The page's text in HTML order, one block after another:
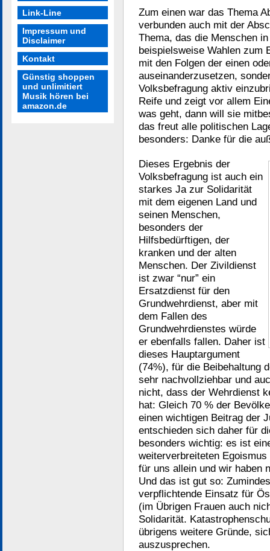
Link-Line
Impressum und
Disclaimer
Kontakt
Günstig shoppen
und unlimitiert
Musik hören bei
amazon.de
Zum einen war das Thema
verbunden auch mit der
Thema, das die Menschen
beispielsweise Wahlen zum
mit den Folgen der einen
auseinanderzusetzen,
Volksbefragung aktiv
Reife und zeigt vor allem
was geht, dann will sie
das freut alle politischen
besonders: Danke für die
Dieses Ergebnis der
Volksbefragung ist auch ein
starkes Ja zur Solidarität
mit dem eigenen Land und
seinen Menschen,
besonders der
Hilfsbedürftigen, der
kranken und der alten
Menschen. Der Zivildienst
ist zwar “nur” ein
Ersatzdienst für den
Grundwehrdienst, aber mit
dem Fallen des
Grundwehrdienstes würde
er ebenfalls fallen. Daher ist
dieses Hauptargument
(74%), für die Beibehaltung
sehr nachvollziehbar und
nicht, dass der Wehrdienst
hat: Gleich 70 % der
einen wichtigen Beitrag der
entschieden sich daher für
besonders wichtig: es ist
weiterverbreiteten
für uns allein und wir haben
Und das ist gut so:
verpflichtende Einsatz für
(im Übrigen Frauen auch
Solidarität.
übrigens weitere Gründe,
auszusprechen.